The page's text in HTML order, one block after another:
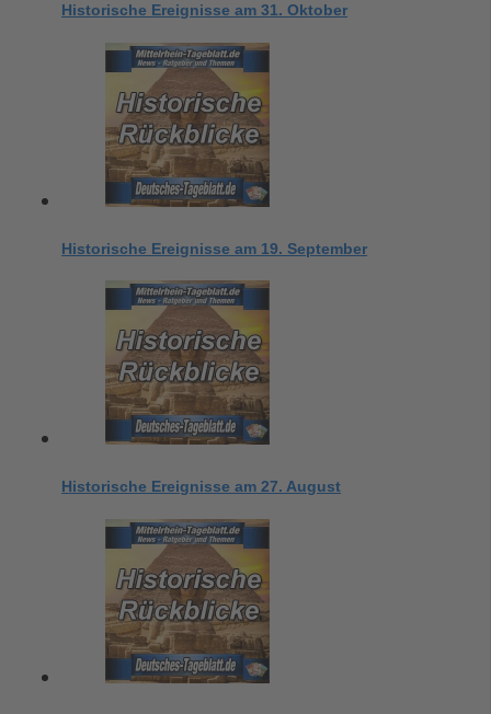
Historische Ereignisse am 31. Oktober
Historische Ereignisse am 19. September
Historische Ereignisse am 27. August